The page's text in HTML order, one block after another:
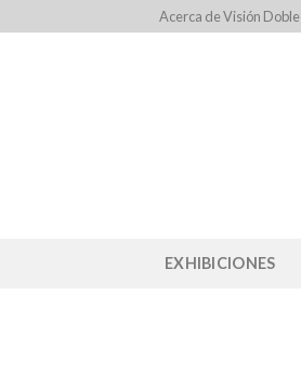
to
Acerca de Visión Doble
EXHIBICIONES